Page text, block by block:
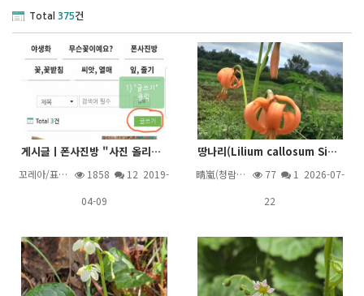
Total 375건
게시글ㅣ폰사진방 "사진 올리기" 절차("사진" 아이콘 이용 방법)
꼬레아/표… 1858 12 2019-
04-09
땅나리(Lilium callosum Siebold & Zucc.)
晴嵐(청람… 77 1 2026-07-
22